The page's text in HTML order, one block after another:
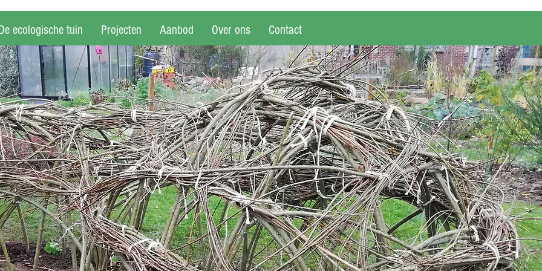
ecologische tuin Projecten Aanbod Over ons Contact